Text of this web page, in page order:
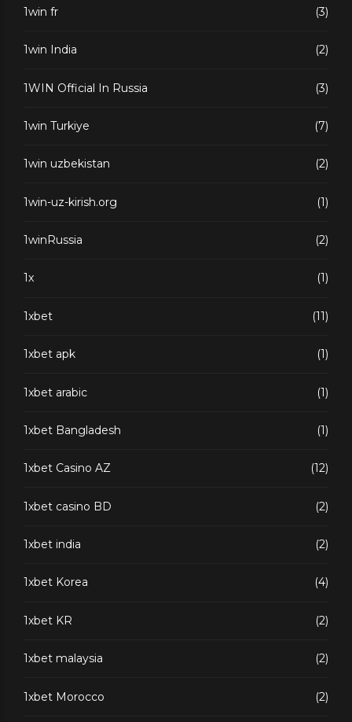
1win fr (3)
1win India (2)
1WIN Official In Russia (3)
1win Turkiye (7)
1win uzbekistan (2)
1win-uz-kirish.org (1)
1winRussia (2)
1x (1)
1xbet (11)
1xbet apk (1)
1xbet arabic (1)
1xbet Bangladesh (1)
1xbet Casino AZ (12)
1xbet casino BD (2)
1xbet india (2)
1xbet Korea (4)
1xbet KR (2)
1xbet malaysia (2)
1xbet Morocco (2)